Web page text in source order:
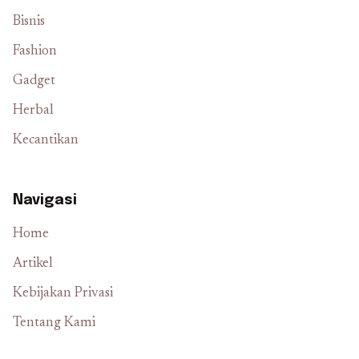
Bisnis
Fashion
Gadget
Herbal
Kecantikan
Navigasi
Home
Artikel
Kebijakan Privasi
Tentang Kami